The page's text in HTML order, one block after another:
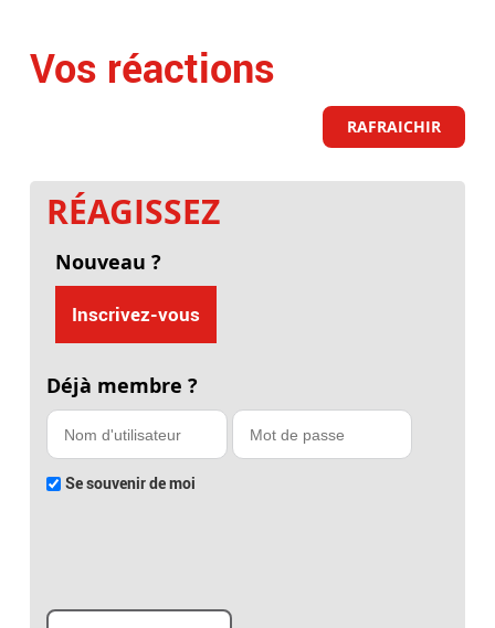
Vos réactions
RAFRAICHIR
RÉAGISSEZ
Nouveau ?
Inscrivez-vous
Déjà membre ?
Se souvenir de moi